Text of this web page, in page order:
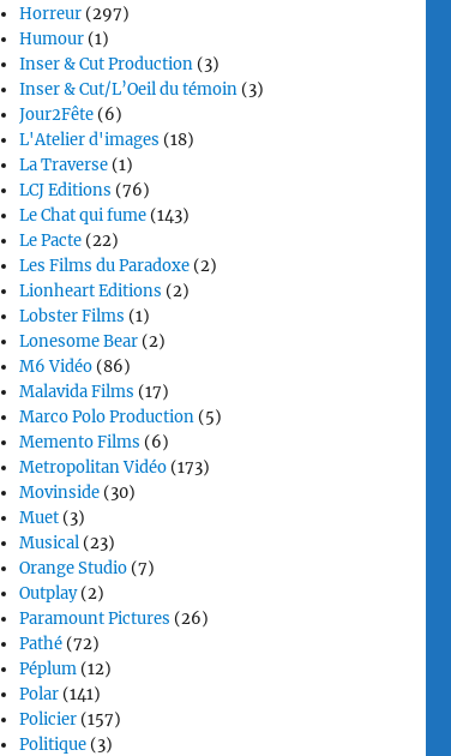
Horreur (297)
Humour (1)
Inser & Cut Production (3)
Inser & Cut/L’Oeil du témoin (3)
Jour2Fête (6)
L'Atelier d'images (18)
La Traverse (1)
LCJ Editions (76)
Le Chat qui fume (143)
Le Pacte (22)
Les Films du Paradoxe (2)
Lionheart Editions (2)
Lobster Films (1)
Lonesome Bear (2)
M6 Vidéo (86)
Malavida Films (17)
Marco Polo Production (5)
Memento Films (6)
Metropolitan Vidéo (173)
Movinside (30)
Muet (3)
Musical (23)
Orange Studio (7)
Outplay(2)
Paramount Pictures (26)
Pathé (72)
Péplum (12)
Polar (141)
Policier (157)
Politique (3)